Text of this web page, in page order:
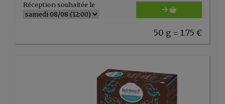
Réception souhaitée le
50 g = 1.75 €